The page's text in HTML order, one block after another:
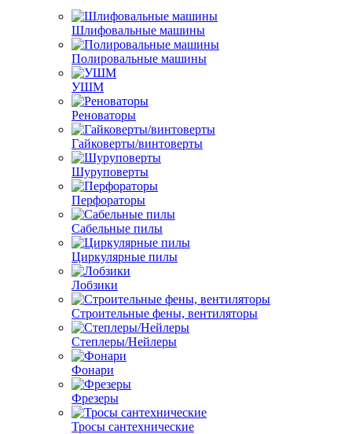
Шлифовальные машины
Полировальные машины
УШМ
Реноваторы
Гайковерты/винтоверты
Шуруповерты
Перфораторы
Сабельные пилы
Циркулярные пилы
Лобзики
Строительные фены, вентиляторы
Степлеры/Нейлеры
Фонари
Фрезеры
Тросы сантехнические